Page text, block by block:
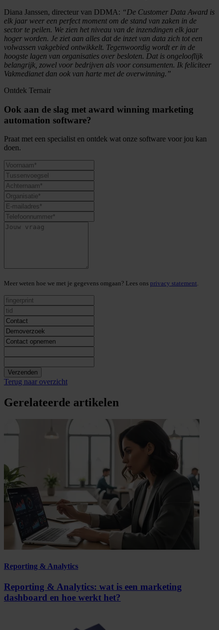
Diana Janssen, directeur van DDMA: “De Customer Data Award is
elk jaar weer een perfect moment om de stand van zaken in de
sector te peilen. We zien het niveau van de inzendingen elk jaar
hoger worden. Je ziet aan alles dat de inzet van data zich tot een
volwassen vakgebied ontwikkelt. Tegenwoordig wordt er in de
hoogste lagen van organisaties over besloten. Dat is ongelooflijk
belangrijk, zowel voor bedrijven als voor consumenten. Ik feliciteer
Vakmedianet dan ook van harte met de overwinning.”
Ontdek Ternair
Ook aan de slag met award winning marketing
automation software?
Praat met een specialist en ontdek wat onze software voor jou kan
doen.
Meer weten hoe we met je gegevens omgaan? Lees ons privacy statement.
Verzenden
Terug naar overzicht
Gerelateerde artikelen
Reporting & Analytics
Reporting & Analytics: wat is een marketing
dashboard en hoe werkt het?